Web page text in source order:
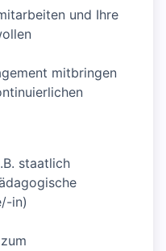
und Ihre
mitbringen
staatlich
in)